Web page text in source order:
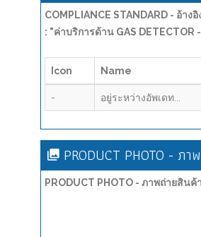
COMPLIANCE STANDARD - อ้า
: "ค่าบริการด้าน GAS
Icon Name
- อยู่ระหว่างอัพเดท...
PRODUCT PHOTO -
PRODUCT PHOTO - ภาพถ่ายสิน